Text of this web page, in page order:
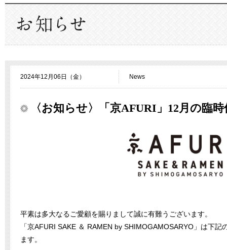
2024年12月06日（金） News
〈お知らせ〉「京AFURI」12月の臨
平素は多大なるご愛顧を賜りまして誠に有難うございます。
「京AFURI SAKE ＆ RAMEN by SHIMOGAMOSARYO」は下
ます。